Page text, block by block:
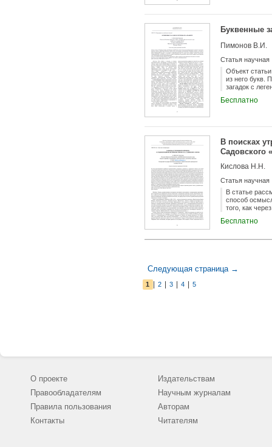
поэтессой
именно
уделяют
средствами
доступности
апофатизации
Буквенные
Пимонов В.И.
Статья научная
Объект
из него букв.
загадок с
тела
Бесплатно
В поисках
Садовского
Кислова Н.Н.
Статья научная
В статье
способ
того, как
как
гончими,
проявлениях.
Бесплатно
Следующая страница →
1 2 3 4 5
О проекте
Правообладателям
Правила пользования
Контакты
Издательствам
Научным журналам
Авторам
Читателям